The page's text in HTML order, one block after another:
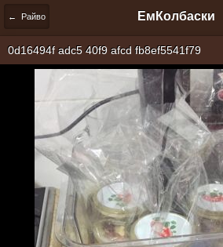
← Райво ЕмКолбаски
0d16494f adc5 40f9 afcd fb8ef5541f79